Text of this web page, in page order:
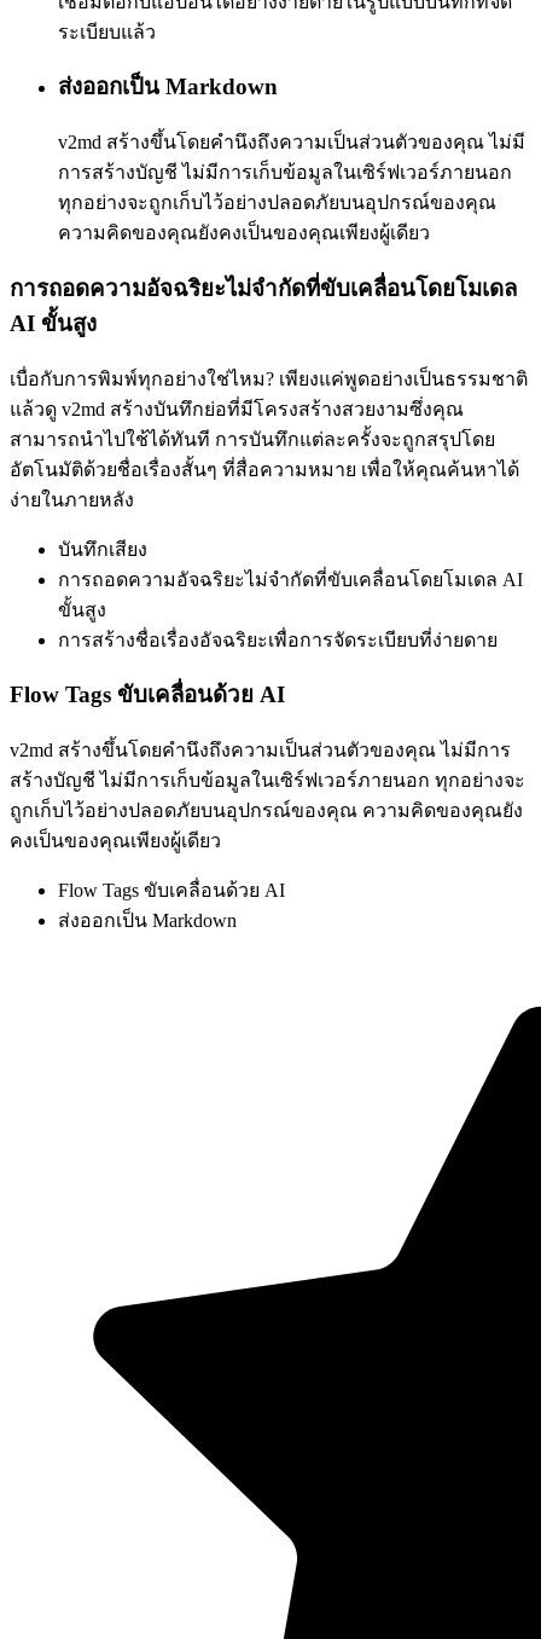
ระเบียบแล้ว
ส่งออกเป็น Markdown
v2md สร้างขึ้นโดยคำนึงถึงความเป็นส่วนตัวของคุณ ไม่มี
การสร้างบัญชี ไม่มีการเก็บข้อมูลในเซิร์ฟเวอร์ภายนอก
ทุกอย่างจะถูกเก็บไว้อย่างปลอดภัยบนอุปกรณ์ของคุณ
ความคิดของคุณยังคงเป็นของคุณเพียงผู้เดียว
การถอดความอัจฉริยะไม่จำกัดที่ขับเคลื่อนโดยโมเดล
AI ขั้นสูง
เบื่อกับการพิมพ์ทุกอย่างใช่ไหม? เพียงแค่พูดอย่างเป็นธรรมชาติ
แล้วดู v2md สร้างบันทึกย่อที่มีโครงสร้างสวยงามซึ่งคุณ
สามารถนำไปใช้ได้ทันที การบันทึกแต่ละครั้งจะถูกสรุปโดย
อัตโนมัติด้วยชื่อเรื่องสั้นๆ ที่สื่อความหมาย เพื่อให้คุณค้นหาได้
ง่ายในภายหลัง
บันทึกเสียง
การถอดความอัจฉริยะไม่จำกัดที่ขับเคลื่อนโดยโมเดล AI
ขั้นสูง
การสร้างชื่อเรื่องอัจฉริยะเพื่อการจัดระเบียบที่ง่ายดาย
Flow Tags ขับเคลื่อนด้วย AI
v2md สร้างขึ้นโดยคำนึงถึงความเป็นส่วนตัวของคุณ ไม่มีการ
สร้างบัญชี ไม่มีการเก็บข้อมูลในเซิร์ฟเวอร์ภายนอก ทุกอย่างจะ
ถูกเก็บไว้อย่างปลอดภัยบนอุปกรณ์ของคุณ ความคิดของคุณยัง
คงเป็นของคุณเพียงผู้เดียว
Flow Tags ขับเคลื่อนด้วย AI
ส่งออกเป็น Markdown